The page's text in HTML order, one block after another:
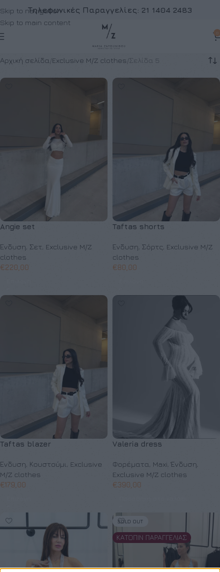
Skip to navigation
Skip to main content
Τηλεφωνικές Παραγγελίες: 21 1404 2483
Αρχική σελίδα Exclusive M/Z clothes Σελίδα 5
Angie set
Ένδυση, Σετ, Exclusive M/Z
clothes
€220,00
Taftas shorts
Ένδυση, Σόρτς, Exclusive M/Z
clothes
€80,00
Taftas blazer
Ένδυση, Κουστούμι , Exclusive
M/Z clothes
€179,00
Valeria dress
Φορέματα, Maxi,Ένδυση,
Exclusive M/Z clothes
€390,00
SOLD OUT
ΚΑΤΟΠΙΝ ΠΑΡΑΓΓΕΛΙΑΣ